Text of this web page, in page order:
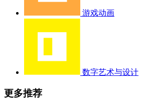
游戏动画
数字艺术与设计
更多推荐